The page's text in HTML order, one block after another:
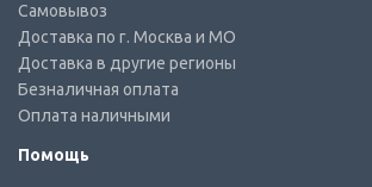
Самовывоз
Доставка по г. Москва и МО
Доставка в другие регионы
Безналичная оплата
Оплата наличными
Помощь